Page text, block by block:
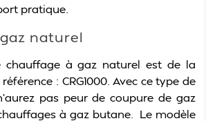
pratique
naturel
chauffage à gaz naturel est de la
: CRG1000. Avec ce type de
pas peur de coupure de gaz
à gaz butane.
Le modèle